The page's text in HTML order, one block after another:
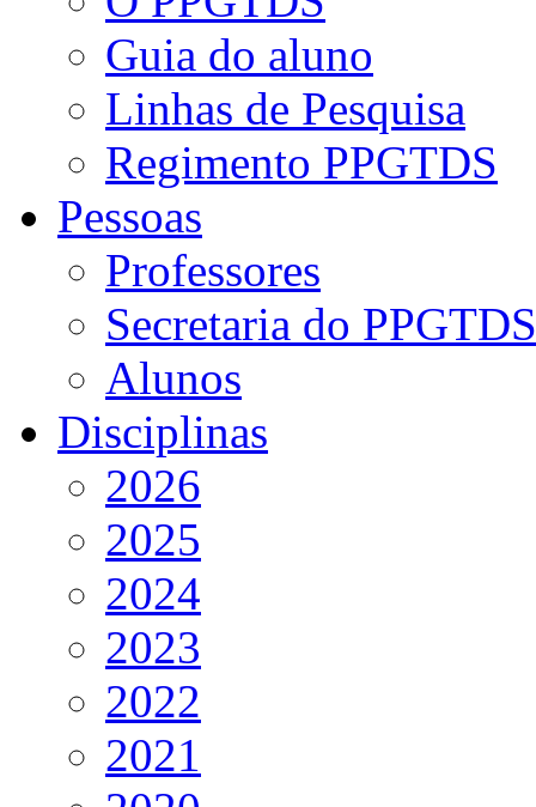
Guia do aluno
Linhas de Pesquisa
Regimento PPGTDS
Pessoas
Professores
Secretaria do PPGTDS
Alunos
Disciplinas
2026
2025
2024
2023
2022
2021